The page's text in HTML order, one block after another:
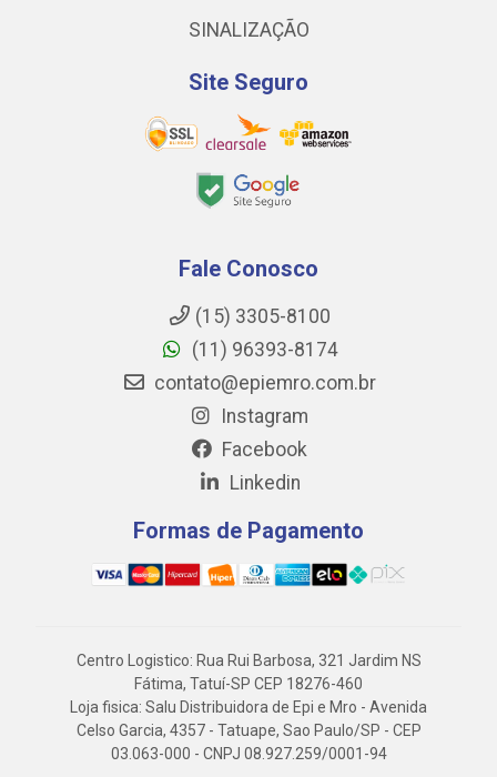
SINALIZAÇÃO
Site Seguro
Fale Conosco
(15) 3305-8100
(11) 96393-8174
contato@epiemro.com.br
Instagram
Facebook
Linkedin
Formas de Pagamento
Centro Logistico: Rua Rui Barbosa, 321 Jardim NS
Fátima, Tatuí-SP CEP 18276-460
Loja fisica: Salu Distribuidora de Epi e Mro - Avenida
Celso Garcia, 4357 - Tatuape, Sao Paulo/SP - CEP
03.063-000 - CNPJ 08.927.259/0001-94